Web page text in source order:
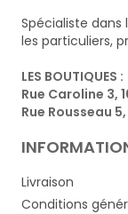
Spécialiste dans
les particuliers,
LES BOUTIQUES :
Rue Caroline 3,
Rue Rousseau
Livraison
Conditions